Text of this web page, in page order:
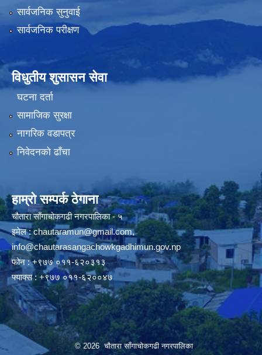
सार्वजनिक सुनुवाई
सार्वजनिक परीक्षण
विधुतीय शुसासन सेवा
घटना दर्ता
सामाजिक सुरक्षा
नागरिक वडापत्र
निवेदनको ढाँचा
हाम्रो सम्पर्क ठेगाना
चौतारा साँगाचोकगढी नगरपालिका - ५
इमेल :chautaramun@gmail.com,
info@chautarasangachowkgadhimun.gov.np
फोन : +९७७ ०११-६२०३१३
फ्याक्स : +९७७ ०११-६२००४७
© 2026 चौतारा साँगाचोकगढी नगरपालिका